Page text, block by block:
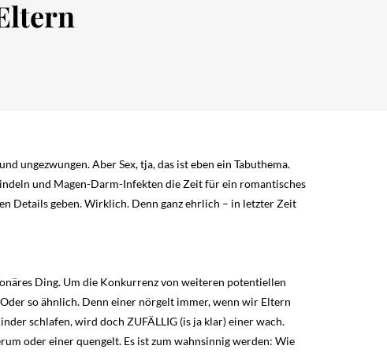
ungezwungen. Aber Sex, tja, das ist eben ein Tabuthema.
und Magen-Darm-Infekten die Zeit für ein romantisches
Details geben. Wirklich. Denn ganz ehrlich – in letzter Zeit
Ding. Um die Konkurrenz von weiteren potentiellen
so ähnlich. Denn einer nörgelt immer, wenn wir Eltern
schlafen, wird doch ZUFÄLLIG (is ja klar) einer wach.
oder einer quengelt. Es ist zum wahnsinnig werden: Wie